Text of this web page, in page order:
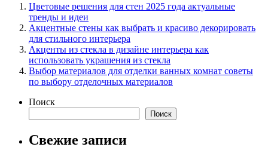
Цветовые решения для стен 2025 года актуальные
тренды и идеи
Акцентные стены как выбрать и красиво декорировать
для стильного интерьера
Акценты из стекла в дизайне интерьера как
использовать украшения из стекла
Выбор материалов для отделки ванных комнат советы
по выбору отделочных материалов
Поиск
Поиск
Свежие записи